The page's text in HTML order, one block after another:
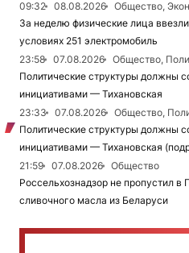
09:32 08.08.2026
Общество,
За неделю физические лица
условиях 251 электромобиль
23:58
07.08.2026
Общество,
Политические структуры должны
инициативами — Тихановская
23:33
07.08.2026
Общество,
Политические структуры должны
инициативами — Тихановская
21:59
07.08.2026
Общество
Россельхознадзор не пропустил в
сливочного масла из Беларуси